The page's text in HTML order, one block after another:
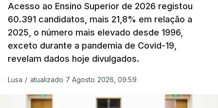
O Governo comprometeu-se a aplicar uma redução
extraordinária e temporária no ISP, sempre que se
verifique um aumento do preço dos combustíveis
superior a 10 cêntimos, para mitigar a escalada de
preços.
Depois de uma subida inicial devido à guerra no
Irão, à tensão geopolítica no Médio Oriente e ao
Acesso ao Ensino Superior de 2026 registou
60.391 candidatos, mais 21,8% em relação a
2025, o número mais elevado desde 1996,
exceto durante a pandemia de Covid-19,
revelam dados hoje divulgados.
Lusa / atualizado 7 Agosto 2026, 09:59